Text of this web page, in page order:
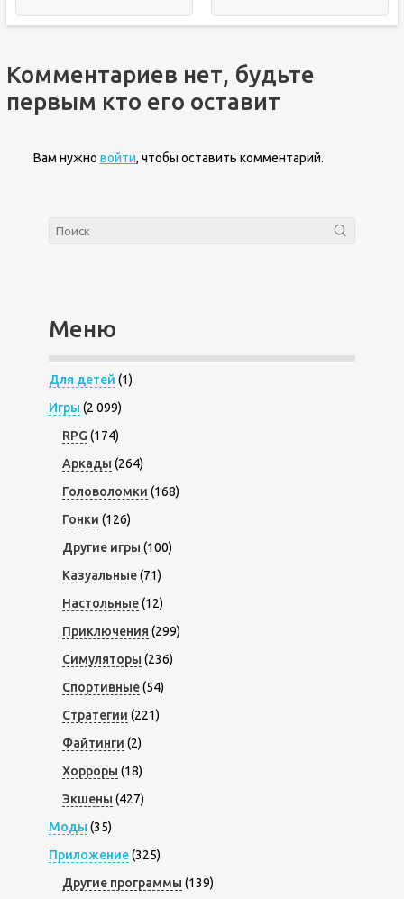
Комментариев нет, будьте
первым кто его оставит
Вам нужно войти, чтобы оставить комментарий.
Меню
Для детей (1)
Игры (2 099)
RPG (174)
Аркады (264)
Головоломки (168)
Гонки (126)
Другие игры (100)
Казуальные(71)
Настольные(12)
Приключения (299)
Симуляторы (236)
Спортивные(54)
Стратегии (221)
Файтинги (2)
Хорроры (18)
Экшены (427)
Моды (35)
Приложение(325)
Другие программы (139)